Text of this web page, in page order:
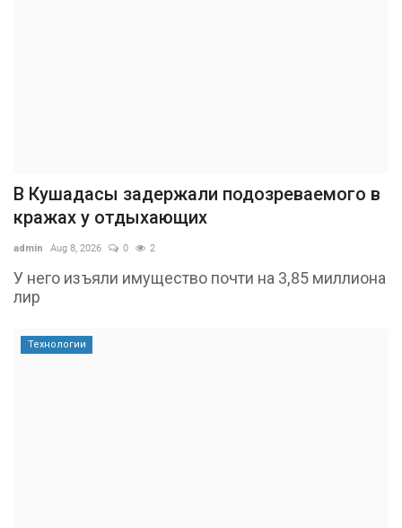
В Кушадасы задержали подозреваемого в
кражах у отдыхающих
admin Aug 8, 2026 0 2
У него изъяли имущество почти на 3,85 миллиона
лир
Технологии